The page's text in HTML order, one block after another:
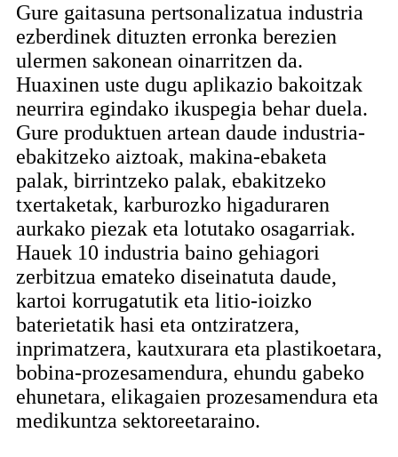
Gure gaitasuna pertsonalizatua industria
ezberdinek dituzten erronka berezien
ulermen sakonean oinarritzen da.
Huaxinen uste dugu aplikazio bakoitzak
neurrira egindako ikuspegia behar duela.
Gure produktuen artean daude industria-
ebakitzeko aiztoak, makina-ebaketa
palak, birrintzeko palak, ebakitzeko
txertaketak, karburozko higaduraren
aurkako piezak eta lotutako osagarriak.
Hauek 10 industria baino gehiagori
zerbitzua emateko diseinatuta daude,
kartoi korrugatutik eta litio-ioizko
baterietatik hasi eta ontziratzera,
inprimatzera, kautxurara eta plastikoetara,
bobina-prozesamendura, ehundu gabeko
ehunetara, elikagaien prozesamendura eta
medikuntza sektoreetaraino.